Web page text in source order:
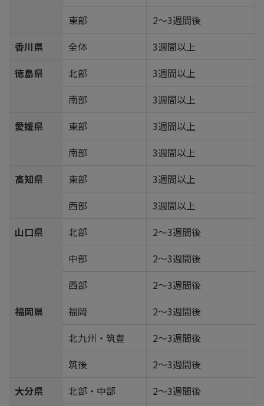
東部
2～3週間後
香川県
全体
3週間以上
徳島県
北部
3週間以上
南部
3週間以上
愛媛県
東部
3週間以上
南部
3週間以上
高知県
東部
3週間以上
西部
3週間以上
山口県
北部
2～3週間後
中部
2～3週間後
西部
2～3週間後
福岡県
福岡
2～3週間後
北九州・筑豊
2～3週間後
筑後
2～3週間後
大分県
北部・中部
2～3週間後